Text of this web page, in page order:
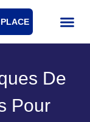
De
Pour